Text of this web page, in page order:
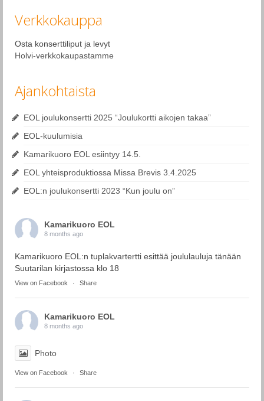
pagination
Verkkokauppa
Osta konserttiliput ja levyt
Holvi-verkkokaupastamme
Ajankohtaista
EOL joulukonsertti 2025 “Joulukortti aikojen takaa”
EOL-kuulumisia
Kamarikuoro EOL esiintyy 14.5.
EOL yhteisproduktiossa Missa Brevis 3.4.2025
EOL:n joulukonsertti 2023 “Kun joulu on”
Kamarikuoro EOL
8 months ago
Kamarikuoro EOL:n tuplakvartertti esittää joululauluja tänään
Suutarilan kirjastossa klo 18
View on Facebook · Share
Kamarikuoro EOL
8 months ago
Photo
View on Facebook · Share